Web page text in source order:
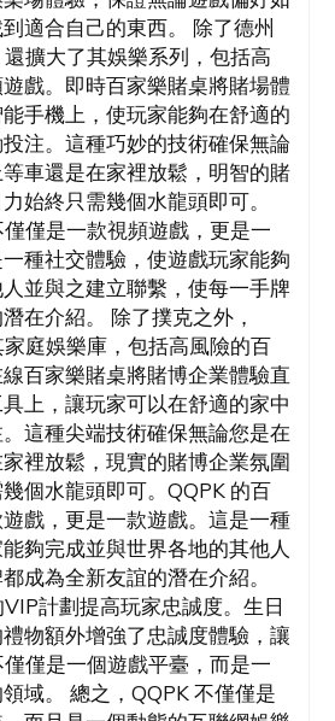
適合自己的東西。 除了德州
擴大了其娛樂系列，包括高
戲。即時百家樂賭桌將賭場體
手機上，使玩家能夠在舒適的
注。這種巧妙的技術確保無論
車還是在家裡放鬆，明智的賭
始終只需幾個水龍頭即可。
僅是一款視頻遊戲，更是一
種社交體驗，使遊戲玩家能夠
並與之建立聯繫，使每一手牌
在介紹。 除了撲克之外，
庭娛樂庫，包括高風險的百
百家樂賭桌將賭博企業體驗直
上，讓玩家可以在舒適的家中
這種尖端技術確保無論您是在
裡放鬆，現實的賭博企業氛圍
個水龍頭即可。QQPK 的百
戲，更是一款遊戲。這是一種
夠完成並與世界各地的其他人
成為全新友誼的潛在介紹。
計劃提高玩家忠誠度。生日
物額外增強了忠誠度體驗，讓
僅是一個遊戲平臺，而是一
域。 總之，QQPK 不僅僅是